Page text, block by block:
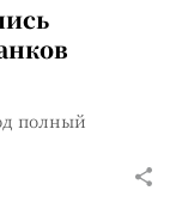
полный